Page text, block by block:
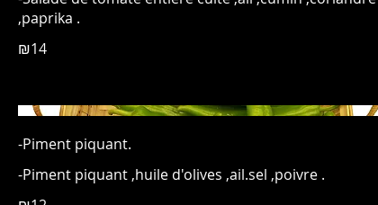
₪14
-Piment piquant.
-Piment piquant ,huile d'olives ,ail.sel ,poivre .